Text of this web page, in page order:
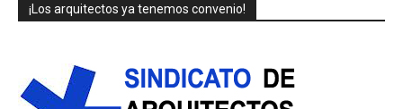
¡Los arquitectos ya tenemos convenio!